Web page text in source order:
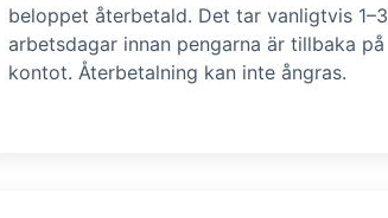
beloppet återbetald. Det tar vanligtvis 1–3
arbetsdagar innan pengarna är tillbaka på
kontot. Återbetalning kan inte ångras.